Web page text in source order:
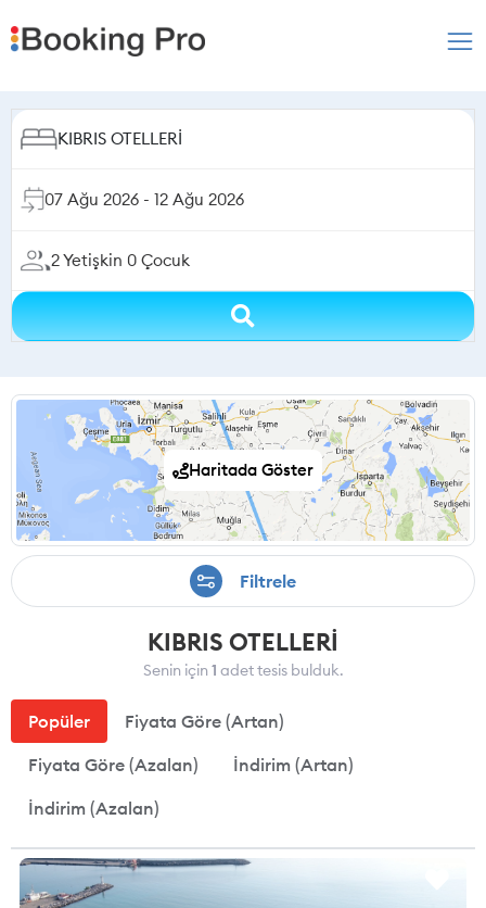
2Yetişkin 0Çocuk
Haritada Göster
Filtrele
KIBRIS OTELLERİ
Senin için 1 adet tesis bulduk.
Popüler
Fiyata Göre (Artan)
Fiyata Göre (Azalan)
İndirim (Artan)
İndirim (Azalan)